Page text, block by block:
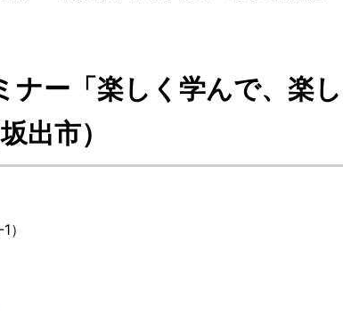
ナー「楽しく学んで、楽
出市）